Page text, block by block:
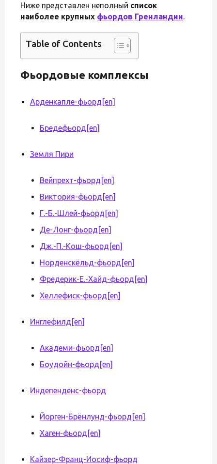
Ниже представлен неполный список
наиболее крупных фьордов Гренландии.
Table of Contents
Фьордовые комплексы
Арденкапле-фьорд [en]
Бредефьорд [en]
Земля Пири
Вейпрехт-фьорд [en]
Виктория-фьорд [en]
Г.-Б.-Шлей-фьорд [en]
Де-Лонг-фьорд [en]
Дж.-П.-Кош-фьорд [en]
Норденскёльд-фьорд [en]
Фредерик-Е.-Хайд-фьорд [en]
Хеллефиск-фьорд [en]
Инглефилд [en]
Академи-фьорд [en]
Боудойн-фьорд [en]
Индепенденс-фьорд
Йорген-Брёнлунд-фьорд [en]
Хаген-фьорд [en]
Кайзер-Франц-Иосиф-фьорд